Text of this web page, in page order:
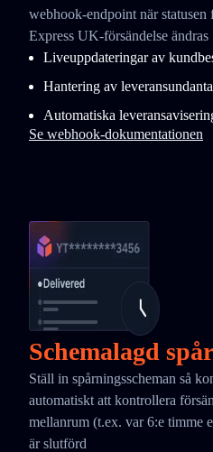
webhook-endpoint när
Express UK-försändelse ändras
Liveuppdateringar av
Hantering av
Automatiska
Se webhook-dokumentationen
Schemalagd
Ställ in spårningsscheman så
automatiskt att kontrollera
mellanrum (t.ex. var 6:e timme
är slutförd